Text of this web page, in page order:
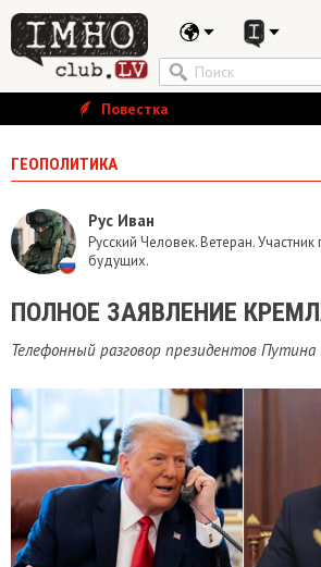
Повестка
ГЕОПОЛИТИКА
Рус Иван
Русский Человек. Ветеран.
будущих.
ПОЛНОЕ ЗАЯВЛЕНИЕ
Телефонный разговор президентов Путина